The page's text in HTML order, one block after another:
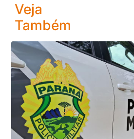
Veja
Também